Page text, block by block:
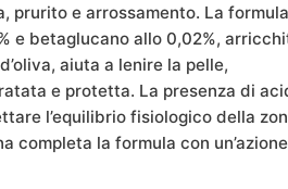
prurito e arrossamento. La
e betaglucano allo 0,02%,
aiuta a lenire la pelle,
e protetta. La presenza di
l’equilibrio fisiologico della
completa la formula con un’azione